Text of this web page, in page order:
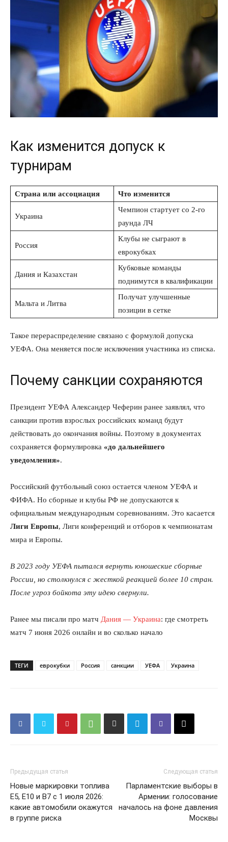
КавПолит
Как изменится допуск к
турнирам
Страна или ассоциация Что изменится
Украина
Чемпион стартует со 2-го
раунда ЛЧ
Россия
Клубы не сыграют в
еврокубках
Дания и Казахстан
Кубковые команды
поднимутся в квалификации
Мальта и Литва
Получат улучшенные
позиции в сетке
Такое перераспределение связано с формулой допуска
УЕФА. Она меняется после исключения участника из списка.
Почему санкции сохраняются
Президент УЕФА Александер Чеферин ранее заявлял, что
санкции против взрослых российских команд будут
действовать до окончания войны. Поэтому в документах
сохраняется формулировка «до дальнейшего
уведомления».
Российский футбольный союз остается членом УЕФА и
ФИФА. Но сборные и клубы РФ не допускаются к
официальным международным соревнованиям. Это касается
Лиги Европы, Лиги конференций и отборов к чемпионатам
мира и Европы.
В 2023 году УЕФА пытался вернуть юношеские сборные
России, но столкнулся с жесткой реакцией более 10 стран.
После угроз бойкота эту идею свернули.
Ранее мы писали про матч Дания — Украина: где смотреть
матч 7 июня 2026 онлайн и во сколько начало
ТЕГИ еврокубки Россия санкции УЕФА Украина
Предыдущая статья
Новые маркировки топлива
E5, E10 и B7 с 1 июля 2026:
какие автомобили окажутся
в группе риска
Следующая статья
Парламентские выборы в
Армении: голосование
началось на фоне давления
Москвы